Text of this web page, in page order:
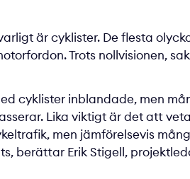
är cyklister. De flesta
Trots nollvisionen,
cyklister inblandade, men
Lika viktigt är det att
men jämförelsevis
berättar Erik Stigell,